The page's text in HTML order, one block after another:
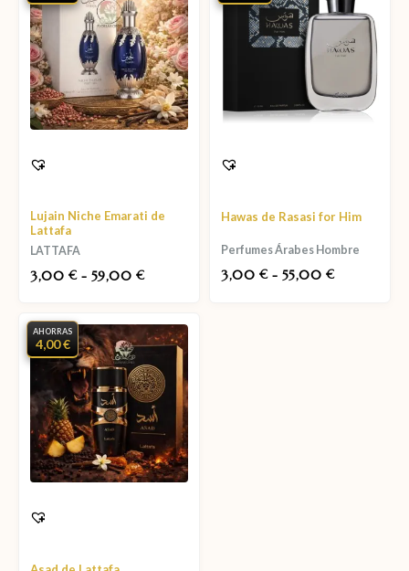
Lujain Niche Emarati de
Lattafa
LATTAFA
3,00 € - 59,00 €
Hawas de Rasasi for Him
Perfumes Árabes Hombre
3,00 € - 55,00 €
AHORRAS
4,00 €